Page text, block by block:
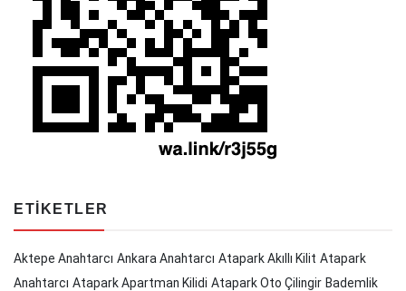
ETIKETLER
Aktepe Anahtarcı Ankara Anahtarcı Atapark Akıllı Kilit Atapark
Anahtarcı Atapark Apartman Kilidi Atapark Oto Çilingir Bademlik